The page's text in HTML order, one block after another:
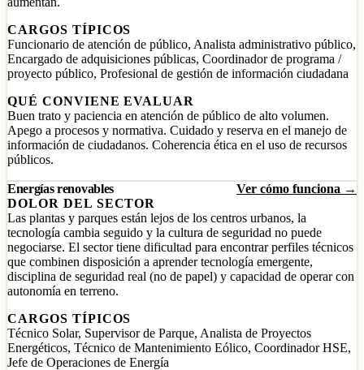
CARGOS TÍPICOS
Funcionario de atención de público, Analista administrativo público,
Encargado de adquisiciones públicas, Coordinador de programa /
proyecto público, Profesional de gestión de información ciudadana
QUÉ CONVIENE EVALUAR
Buen trato y paciencia en atención de público de alto volumen.
Apego a procesos y normativa. Cuidado y reserva en el manejo de
información de ciudadanos. Coherencia ética en el uso de recursos
públicos.
Energías renovables
Ver cómo funciona →
DOLOR DEL SECTOR
Las plantas y parques están lejos de los centros urbanos, la
tecnología cambia seguido y la cultura de seguridad no puede
negociarse. El sector tiene dificultad para encontrar perfiles técnicos
que combinen disposición a aprender tecnología emergente,
disciplina de seguridad real (no de papel) y capacidad de operar con
autonomía en terreno.
CARGOS TÍPICOS
Técnico Solar, Supervisor de Parque, Analista de Proyectos
Energéticos, Técnico de Mantenimiento Eólico, Coordinador HSE,
Jefe de Operaciones de Energía